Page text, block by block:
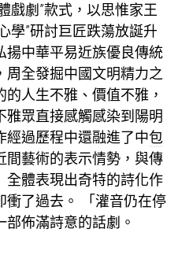
戲劇”款式，以思惟家王
學”研討巨匠跌蕩放誕升
揚中華平易近族優良傳統
全發掘中國文明精力之
的人生不雅、價值不雅，
雅眾直接感觸感染到陽明
經過歷程中還融進了中包
間藝術的表示情勢，與傳
全體表現出奇特的詩化作
衝了過去。 「灌音仍在停
佈滿詩意的話劇。